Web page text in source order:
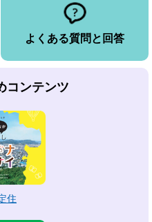
よくある質問と回答
コンテンツ
住